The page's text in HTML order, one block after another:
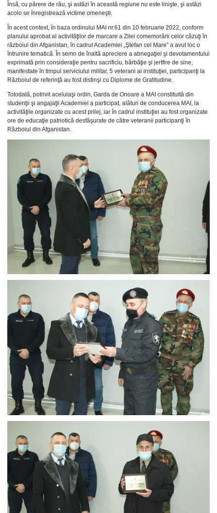
Însă, cu părere de rău, şi astăzi în această regiune nu este linişte, şi astăzi
acolo se înregistrează victime omeneşti.
În acest context, în baza ordinului MAI nr.61 din 10 februarie 2022, conform
planului aprobat al activităţilor de marcare a Zilei comemorării celor căzuţi în
războiul din Afganistan, în cadrul Academiei „Ştefan cel Mare” a avut loc o
întrunire tematică. În semn de înaltă apreciere a abnegaţiei şi devotamentului
exprimată prin consideraţie pentru sacrificiu, bărbăţie şi jertfire de sine,
manifestate în timpul serviciului militar, 5 veterani ai instituţiei, participanţi la
Războiul de referinţă au fost distinşi cu Diplome de Gratitudine.
Totodată, potrivit aceluiaşi ordin, Garda de Onoare a MAI constituită din
studenţii şi angajaţii Academiei a participat, alături de conducerea MAI, la
activităţile organizate cu acest prilej, iar în cadrul instituţiei au fost organizate
ore de educaţie patriotică desfăşurate de către veteranii participanţi în
Războiul din Afganistan.